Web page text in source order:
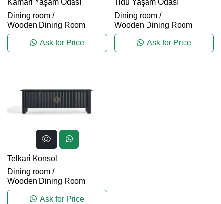
Kamari̇ Yaşam Odası
Dining room /
Wooden Dining Room
Ask for Price
Ti̇du Yaşam Odası
Dining room/
Wooden Dining Room
Ask for Price
Telkari̇ Konsol
Dining room /
Wooden Dining Room
Ask for Price